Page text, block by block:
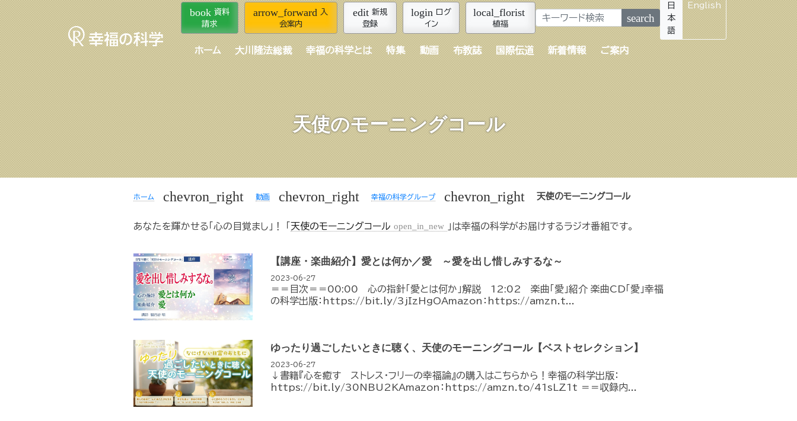
book 資料
請求
arrow_forward 入
会案内
edit 新規
登録
login ログ
イン
local_florist
植福 search
日
本
語
English
ホーム 大川隆法総裁 幸福の科学とは 特集 動画 布教誌 国際伝道 新着情報 ご案内
天使のモーニングコール
ホーム chevron_right 動画 chevron_right 幸福の科学グループ chevron_right 天使のモーニングコール
あなたを輝かせる「心の目覚まし」！ 「 天使のモーニングコール open_in_new 」は幸福の科学がお届けするラジオ番組です。
【講座・楽曲紹介】愛とは何か／愛 ～愛を出し惜しみするな～
2023-06-27
＝＝目次＝＝00:00 心の指針「愛とは何か」解説 12:02 楽曲「愛」紹介 楽曲CD「愛」幸福
の科学出版：https://bit.ly/3jIzHgOAmazon：https://amzn.t...
ゆったり過ごしたいときに聴く、天使のモーニングコール【ベストセレクション】
2023-06-27
↓書籍『心を癒す ストレス・フリーの幸福論』の購入はこちらから！幸福の科学出版：
https://bit.ly/30NBU2KAmazon：https://amzn.to/41sLZ1t ＝＝収録内...